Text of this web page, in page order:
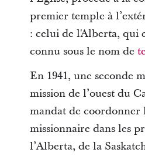
premier temple à
: celui de l'Alberta, qui
connu sous le nom de
En 1941, une seconde
mission de l’ouest du
mandat de coordonner
missionnaire dans les
l’Alberta, de la